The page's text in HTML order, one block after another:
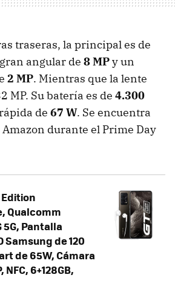
traseras, la principal es de
angular de 8 MPy un
2 MP. Mientras que la lente
MP. Su batería es de 4.300
de 67 W. Se encuentra
durante el Prime Day
Qualcomm
Pantalla
Samsung de 120
de 65W, Cámara
6+128GB,